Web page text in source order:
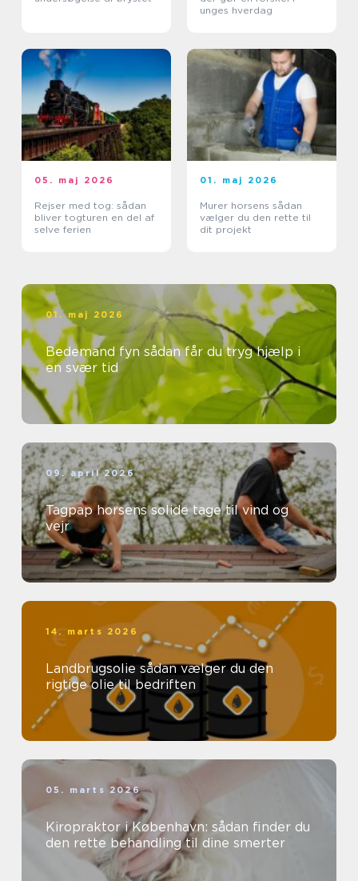
unges hverdag
05. maj 2026
Rejser med tog: sådan
bliver togturen en del af
selve ferien
01. maj 2026
Murer horsens sådan
vælger du den rette til
dit projekt
01. maj 2026
Bedemand fyn sådan får du tryg hjælp i
en svær tid
09. april 2026
Tagpap horsens solide tage til vind og
vejr
14. marts 2026
Landbrugsolie sådan vælger du den
rigtige olie til bedriften
05. marts 2026
Kiropraktor i København: sådan finder du
den rette behandling til dine smerter